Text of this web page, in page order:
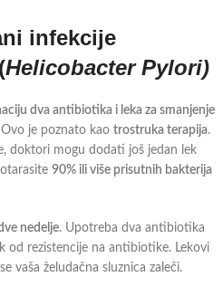
infekcije
Helicobacter Pylori)
dva antibiotika i leka za smanjenje
Ovo je poznato kao trostruka terapija.
doktori mogu dodati još jedan lek
90% ili više prisutnih bakterija
nedelje. Upotreba dva antibiotika
od rezistencije na antibiotike. Lekovi
vaša želudačna sluznica zaleči.